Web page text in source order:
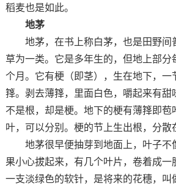
稻麦也是如此。
地茅
地茅，在书上称白茅，也是田野间
草为一类。它是多年生的，但地上部分
个月。它有梗（即茎），生在地下，一
箨。剥去薄箨，里面白色，嚼起来有甜
不是根，却是梗。地下的梗有薄箨即苞
叶，可以分别。梗的节上生出根，分散
地茅很早便抽芽到地面上，叶子不
果小心拔起来，有几个叶片，卷着成一
一支淡绿色的软针，是将来的花穗，叫